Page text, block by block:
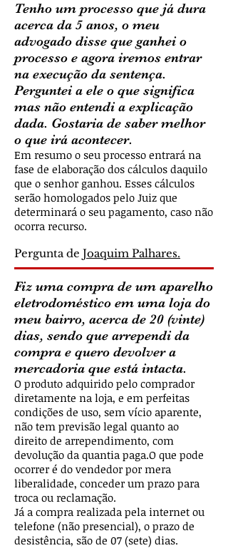
Tenho um processo que já dura
acerca da 5 anos, o meu
advogado disse que ganhei o
processo e agora iremos entrar
na execução da sentença.
Perguntei a ele o que significa
mas não entendi a explicação
dada. Gostaria de saber melhor
o que irá acontecer.
Em resumo o seu processo entrará na
fase de elaboração dos cálculos daquilo
que o senhor ganhou. Esses cálculos
serão homologados pelo Juiz que
determinará o seu pagamento, caso não
ocorra recurso.
Pergunta de Joaquim Palhares.
Fiz uma compra de um aparelho
eletrodoméstico em uma loja do
meu bairro, acerca de 20 (vinte)
dias, sendo que arrependi da
compra e quero devolver a
mercadoria que está intacta.
O produto adquirido pelo comprador
diretamente na loja, e em perfeitas
condições de uso, sem vício aparente,
não tem previsão legal quanto ao
direito de arrependimento, com
devolução da quantia paga.O que pode
ocorrer é do vendedor por mera
liberalidade, conceder um prazo para
troca ou reclamação.
Já a compra realizada pela internet ou
telefone (não presencial), o prazo de
desistência, são de 07 (sete) dias.